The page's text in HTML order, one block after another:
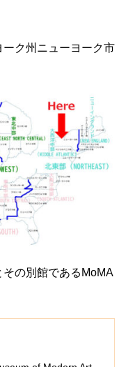
ク州ニューヨーク市
の別館であるMoMA